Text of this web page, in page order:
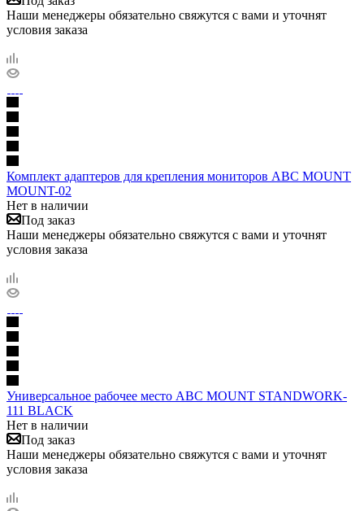
Наши менеджеры обязательно свяжутся с вами и уточнят
условия заказа
Комплект адаптеров для крепления мониторов ABC MOUNT
MOUNT-02
Нет в наличии
Под заказ
Наши менеджеры обязательно свяжутся с вами и уточнят
условия заказа
Универсальное рабочее место ABC MOUNT STANDWORK-
111 BLACK
Нет в наличии
Под заказ
Наши менеджеры обязательно свяжутся с вами и уточнят
условия заказа